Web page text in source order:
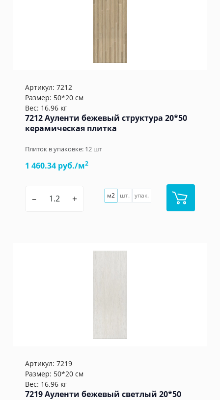
Артикул: 7212
Размер: 50*20 см
Вес: 16.96 кг
7212 Ауленти бежевый структура 20*50
керамическая плитка
Плиток в упаковке: 12 шт
1 460.34 руб./м2
– + м2 шт. упак.
Артикул: 7219
Размер: 50*20 см
Вес: 16.96 кг
7219 Ауленти бежевый светлый 20*50